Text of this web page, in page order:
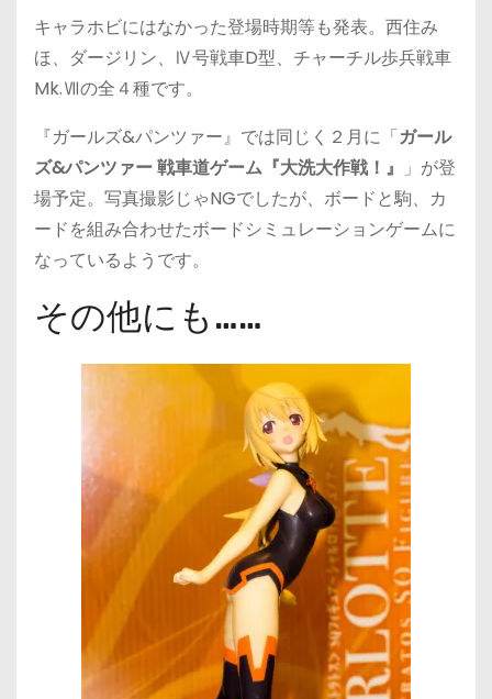
キャラホビにはなかった登場時期等も発表。西住み
ほ、ダージリン、Ⅳ号戦車D型、チャーチル歩兵戦車
Mk.Ⅶの全４種です。
『ガールズ&パンツァー』では同じく２月に「ガール
ズ&パンツァー 戦車道ゲーム『大洗大作戦！』
」が登
場予定。写真撮影じゃNGでしたが、ボードと駒、カ
ードを組み合わせたボードシミュレーションゲームに
なっているようです。
その他にも……